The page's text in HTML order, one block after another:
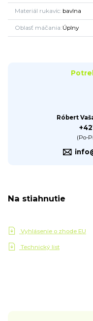
Materiál rukavíc bavlna
Oblasť máčania Úplny
Róbert
(Po-
Na stiahnutie
Vyhlásenie o zhode EU
Technický list